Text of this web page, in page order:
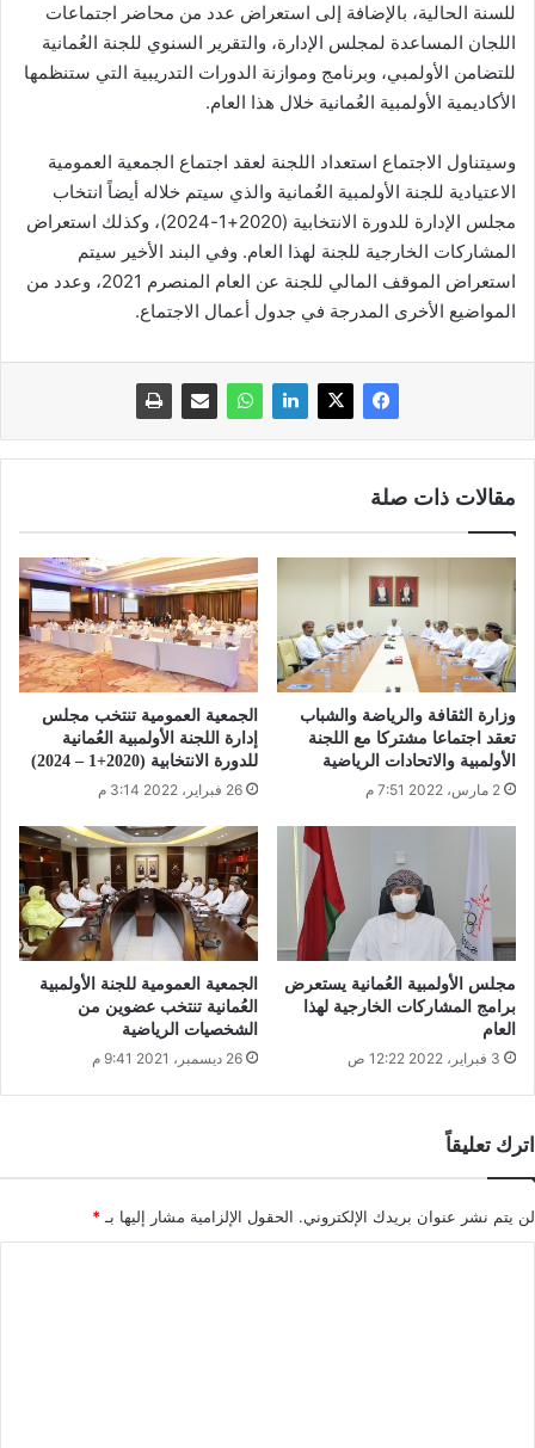
للسنة الحالية، بالإضافة إلى استعراض عدد من محاضر اجتماعات
اللجان المساعدة لمجلس الإدارة، والتقرير السنوي للجنة العُمانية
للتضامن الأولمبي، وبرنامج وموازنة الدورات التدريبية التي ستنظمها
الأكاديمية الأولمبية العُمانية خلال هذا العام.
وسيتناول الاجتماع استعداد اللجنة لعقد اجتماع الجمعية العمومية
الاعتيادية للجنة الأولمبية العُمانية والذي سيتم خلاله أيضاً انتخاب
مجلس الإدارة للدورة الانتخابية (2020+1-2024)، وكذلك استعراض
المشاركات الخارجية للجنة لهذا العام. وفي البند الأخير سيتم
استعراض الموقف المالي للجنة عن العام المنصرم 2021، وعدد من
المواضيع الأخرى المدرجة في جدول أعمال الاجتماع.
مقالات ذات صلة
وزارة الثقافة والرياضة والشباب
تعقد اجتماعا مشتركا مع اللجنة
الأولمبية والاتحادات الرياضية
2 مارس، 2022 7:51 م
الجمعية العمومية تنتخب مجلس
إدارة اللجنة الأولمبية العُمانية
للدورة الانتخابية (2020+1 – 2024)
26 فبراير، 2022 3:14 م
مجلس الأولمبية العُمانية يستعرض
برامج المشاركات الخارجية لهذا
العام
3 فبراير، 2022 12:22 ص
الجمعية العمومية للجنة الأولمبية
العُمانية تنتخب عضوين من
الشخصيات الرياضية
26 ديسمبر، 2021 9:41 م
اترك تعليقاً
لن يتم نشر عنوان بريدك الإلكتروني. الحقول الإلزامية مشار إليها بـ *